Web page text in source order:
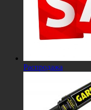
Распродажа